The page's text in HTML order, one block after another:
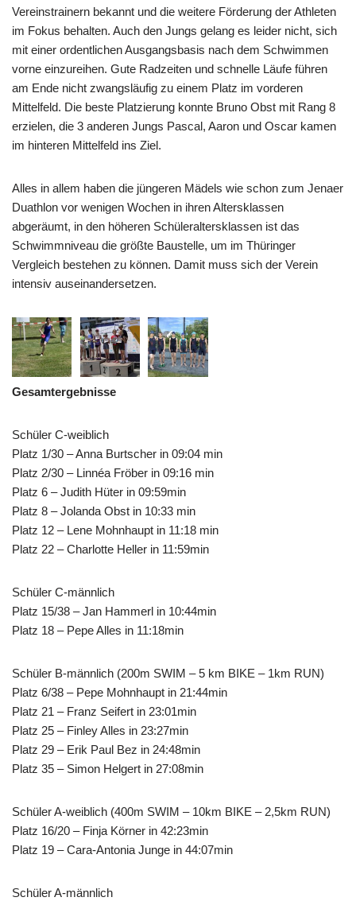
Vereinstrainern bekannt und die weitere Förderung der Athleten
im Fokus behalten. Auch den Jungs gelang es leider nicht, sich
mit einer ordentlichen Ausgangsbasis nach dem Schwimmen
vorne einzureihen. Gute Radzeiten und schnelle Läufe führen
am Ende nicht zwangsläufig zu einem Platz im vorderen
Mittelfeld. Die beste Platzierung konnte Bruno Obst mit Rang 8
erzielen, die 3 anderen Jungs Pascal, Aaron und Oscar kamen
im hinteren Mittelfeld ins Ziel.
Alles in allem haben die jüngeren Mädels wie schon zum Jenaer
Duathlon vor wenigen Wochen in ihren Altersklassen
abgeräumt, in den höheren Schüleraltersklassen ist das
Schwimmniveau die größte Baustelle, um im Thüringer
Vergleich bestehen zu können. Damit muss sich der Verein
intensiv auseinandersetzen.
Gesamtergebnisse
Schüler C-weiblich
Platz 1/30 – Anna Burtscher in 09:04 min
Platz 2/30 – Linnéa Fröber in 09:16 min
Platz 6 – Judith Hüter in 09:59min
Platz 8 – Jolanda Obst in 10:33 min
Platz 12 – Lene Mohnhaupt in 11:18 min
Platz 22 – Charlotte Heller in 11:59min
Schüler C-männlich
Platz 15/38 – Jan Hammerl in 10:44min
Platz 18 – Pepe Alles in 11:18min
Schüler B-männlich (200m SWIM – 5 km BIKE – 1km RUN)
Platz 6/38 – Pepe Mohnhaupt in 21:44min
Platz 21 – Franz Seifert in 23:01min
Platz 25 – Finley Alles in 23:27min
Platz 29 – Erik Paul Bez in 24:48min
Platz 35 – Simon Helgert in 27:08min
Schüler A-weiblich (400m SWIM – 10km BIKE – 2,5km RUN)
Platz 16/20 – Finja Körner in 42:23min
Platz 19 – Cara-Antonia Junge in 44:07min
Schüler A-männlich